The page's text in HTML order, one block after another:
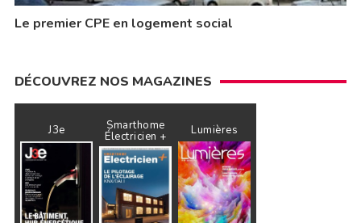
Le premier CPE en logement social
DÉCOUVREZ NOS MAGAZINES
J3e Smarthome
Électricien + Lumières